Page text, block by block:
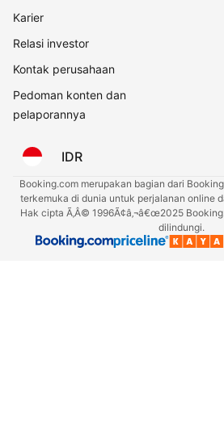
Karier
Relasi investor
Kontak perusahaan
Pedoman konten dan
pelaporannya
IDR
Booking.com merupakan bagian dari
terkemuka di dunia untuk perjalanan online
Hak cipta Ã‚Â© 1996Ã¢â‚¬â€œ2025
dilindungi.